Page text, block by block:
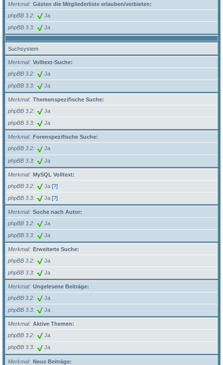
Merkmal
Gästen die Mitgliederliste erlauben/verbieten:
phpBB 3.2
Ja
phpBB 3.3 Ja
Suchsystem
Merkmal
Volltext-Suche:
phpBB 3.2
Ja
phpBB 3.3 Ja
Merkmal
Themenspezifische Suche:
phpBB 3.2
Ja
phpBB 3.3 Ja
Merkmal
Forenspezifische Suche:
phpBB 3.2
Ja
phpBB 3.3 Ja
Merkmal
MySQL Volltext:
phpBB 3.2
Ja [?]
phpBB 3.3 Ja [?]
Merkmal
Suche nach Autor:
phpBB 3.2
Ja
phpBB 3.3 Ja
Merkmal
Erweiterte Suche:
phpBB 3.2
Ja
phpBB 3.3 Ja
Merkmal
Ungelesene Beiträge:
phpBB 3.2
Ja
phpBB 3.3 Ja
Merkmal
Aktive Themen:
phpBB 3.2
Ja
phpBB 3.3 Ja
Merkmal
Neue Beiträge: